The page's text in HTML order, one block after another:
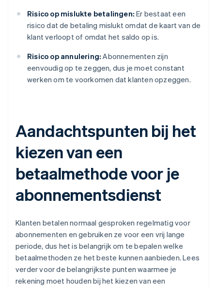
Risico op mislukte betalingen: Er bestaat een
risico dat de betaling mislukt omdat de kaart van de
klant verloopt of omdat het saldo op is.
Risico op annulering: Abonnementen zijn
eenvoudig op te zeggen, dus je moet constant
werken om te voorkomen dat klanten opzeggen.
Aandachtspunten bij het
kiezen van een
betaalmethode voor je
abonnementsdienst
Klanten betalen normaal gesproken regelmatig voor
abonnementen en gebruiken ze voor een vrij lange
periode, dus het is belangrijk om te bepalen welke
betaalmethoden ze het beste kunnen aanbieden. Lees
verder voor de belangrijkste punten waarmee je
rekening moet houden bij het kiezen van een